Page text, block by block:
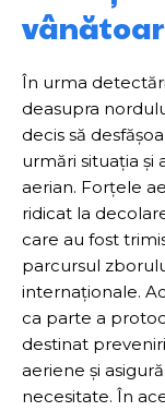
În urma
deasupra
decis să
urmări situația și
aerian. Forțele
ridicat la
care au fost
parcursul
internaționale.
ca parte a
destinat
aeriene și
necesitate. În